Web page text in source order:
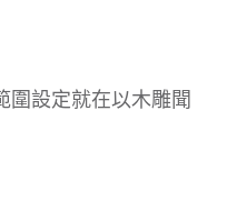
圍設定就在以木雕聞